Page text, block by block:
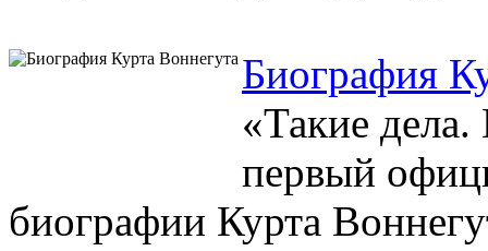
Биография
«Такие
первый
биографии Курта